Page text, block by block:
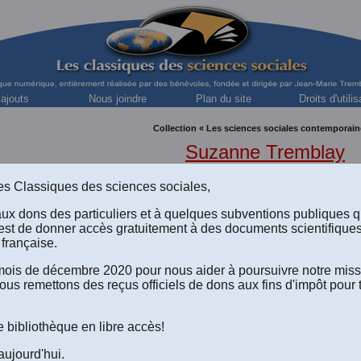
Nous joindre Plan du site Droits
Collection « Les sciences sociales
Suzanne Tremblay
de Suzanne Tremblay, Paterne Ndjambou, Cyndie
Avec la collaboration de Wilson Angarita, Directeur du
communautaire,Le crédit communautaire et la création de
économique communautaire et de développement
Groupe de recherche et d'intervention régionales - GRIR-,
2017, 215 pp. [
Classiques des sciences sociales,
dons des particuliers et à quelques subventions publiques
de donner accès gratuitement à des documents
de décembre 2020 pour nous aider à poursuivre notre
remettons des reçus officiels de dons aux fins d'impôt pour
bibliothèque en libre accès!